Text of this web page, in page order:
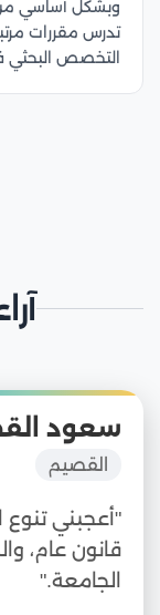
وبشكل أساسي
تدرس مقررات
التخصص البحثي
سعود
القصيم
"أعجبني
قانون عام،
الجامعة."